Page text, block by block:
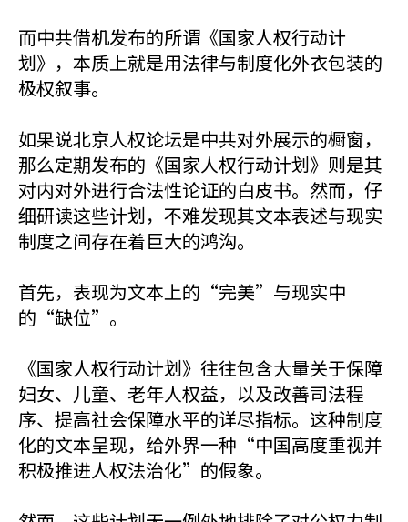
而中共借机发布的所谓《国家人权行动计
划》，本质上就是用法律与制度化外衣包装的
极权叙事。
如果说北京人权论坛是中共对外展示的橱窗，
那么定期发布的《国家人权行动计划》则是其
对内对外进行合法性论证的白皮书。然而，仔
细研读这些计划，不难发现其文本表述与现实
制度之间存在着巨大的鸿沟。
首先，表现为文本上的“完美”与现实中
的“缺位”。
《国家人权行动计划》往往包含大量关于保障
妇女、儿童、老年人权益，以及改善司法程
序、提高社会保障水平的详尽指标。这种制度
化的文本呈现，给外界一种“中国高度重视并
积极推进人权法治化”的假象。